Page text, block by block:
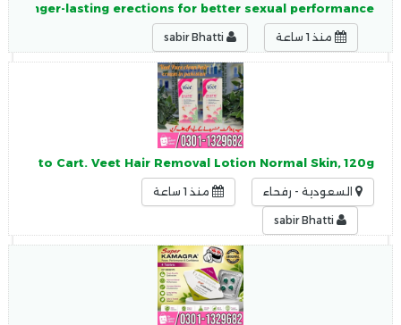
longer-lasting erections for better sexual performance.
منذ 1 ساعة
to Cart. Veet Hair Removal Lotion Normal Skin, 120g.
السعودية - رفحاء منذ 1 ساعة